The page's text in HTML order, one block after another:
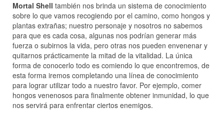
Mortal Shell también nos brinda un sistema de conocimiento
sobre lo que vamos recogiendo por el camino, como hongos y
plantas extrañas; nuestro personaje y nosotros no sabemos
para que es cada cosa, algunas nos podrían generar más
fuerza o subirnos la vida, pero otras nos pueden envenenar y
quitarnos prácticamente la mitad de la vitalidad. La única
forma de conocerlo todo es comiendo lo que encontremos, de
esta forma iremos completando una línea de conocimiento
para lograr utilizar todo a nuestro favor. Por ejemplo, comer
hongos venenosos para finalmente obtener inmunidad, lo que
nos servirá para enfrentar ciertos enemigos.